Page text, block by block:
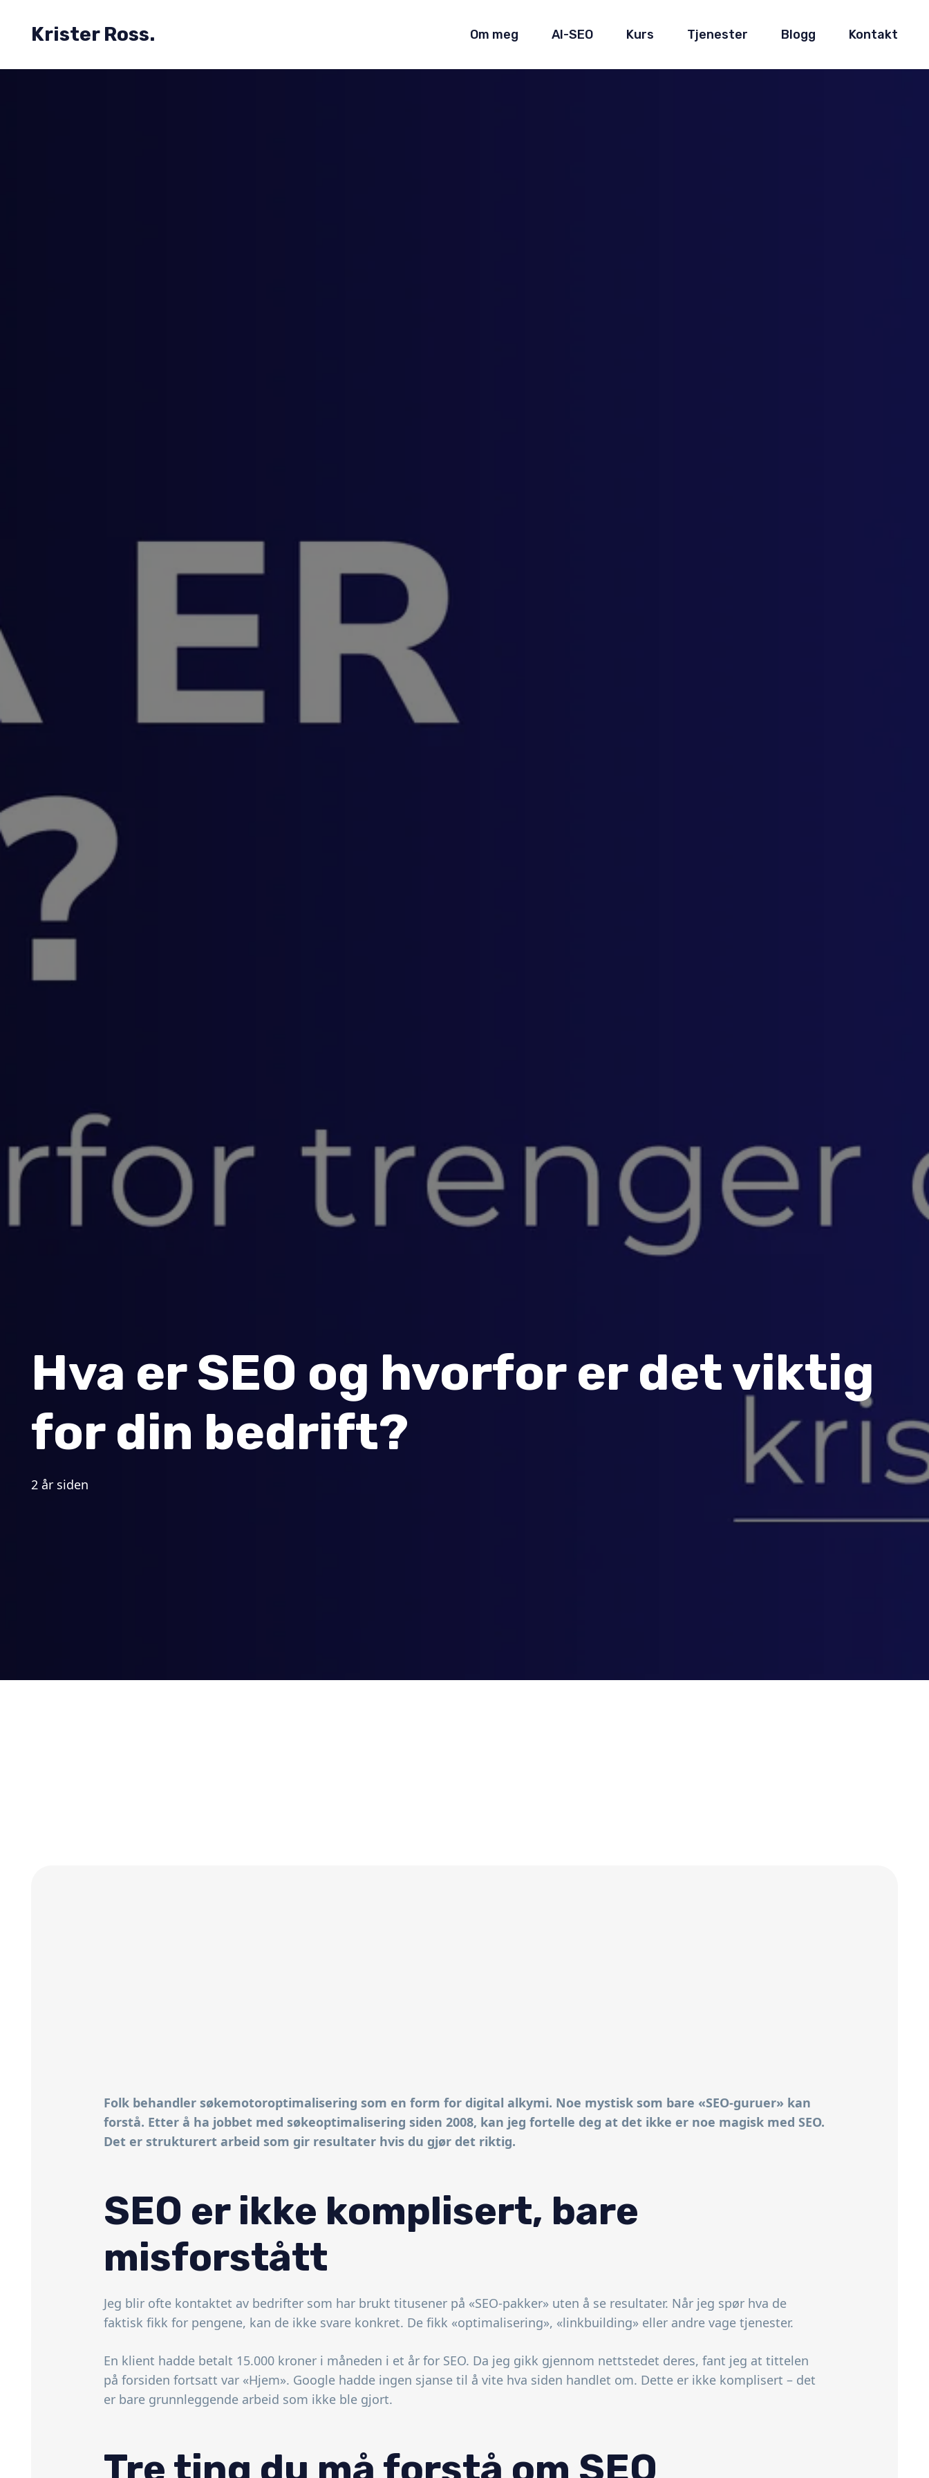
Krister Ross. Om meg AI-SEO Kurs Tjenester Blogg Kontakt
Hva er SEO og hvorfor er det viktig
for din bedrift?
2 år siden
Folk behandler søkemotoroptimalisering som en form for digital alkymi. Noe mystisk som bare «SEO-guruer» kan
forstå. Etter å ha jobbet med søkeoptimalisering siden 2008, kan jeg fortelle deg at det ikke er noe magisk med SEO.
Det er strukturert arbeid som gir resultater hvis du gjør det riktig.
SEO er ikke komplisert, bare
misforstått
Jeg blir ofte kontaktet av bedrifter som har brukt titusener på «SEO-pakker» uten å se resultater. Når jeg spør hva de
faktisk fikk for pengene, kan de ikke svare konkret. De fikk «optimalisering», «linkbuilding» eller andre vage tjenester.
En klient hadde betalt 15.000 kroner i måneden i et år for SEO. Da jeg gikk gjennom nettstedet deres, fant jeg at tittelen
på forsiden fortsatt var «Hjem». Google hadde ingen sjanse til å vite hva siden handlet om. Dette er ikke komplisert – det
er bare grunnleggende arbeid som ikke ble gjort.